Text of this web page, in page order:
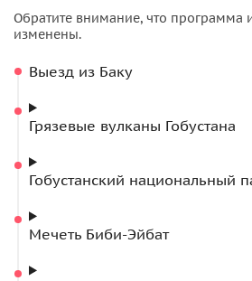
Обратите внимание, что программа
изменены.
Выезд из Баку
Грязевые вулканы Гобустана
Гобустанский национальный
Мечеть Биби-Эйбат